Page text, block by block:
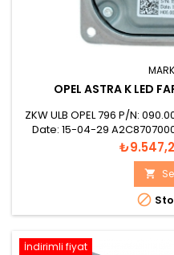
OPEL ASTRA K LED
ZKW ULB OPEL 796 P/N:
Date: 15-04-29
Fiyat


İndirimli fiyat